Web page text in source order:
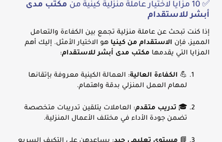
✅ 10 مزايا لاختيار عاملة منزلية كينية من
مكتب مدى
أبشر للاستقدام
إذا كنت تبحث عن عاملة منزلية تجمع بين الكفاءة والتعامل
المميز، فإن الاستقدام من كينيا هو الاختيار الأمثل. إليك أهم
المزايا التي يقدمها مكتب مدى أبشر للاستقدام:
💪 الكفاءة العالية: العمالة الكينية معروفة بإتقانها
لمهام العمل المنزلي بدقة واهتمام.
🎓 تدريب متقدم: العاملات يتلقين تدريبات متخصصة
تضمن جودة الأداء في مختلف الأعمال المنزلية.